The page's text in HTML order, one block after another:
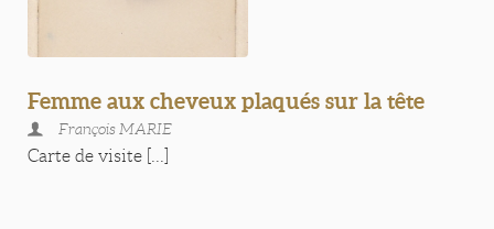
Femme aux cheveux plaqués sur la tête
François MARIE
Carte de visite [...]